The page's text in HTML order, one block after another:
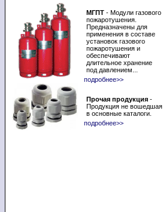
МГПТ - Модули газового
пожаротушения.
Предназначены для
применения в составе
установок газового
пожаротушения и
обеспечивают
длительное хранение
под давлением...
подробнее>>
Прочая продукция -
Продукция не вошедшая
в основные каталоги.
подробнее>>